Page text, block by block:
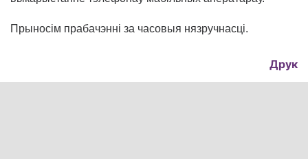
Прыносім прабачэнні за часовыя нязручнасці.
Друк